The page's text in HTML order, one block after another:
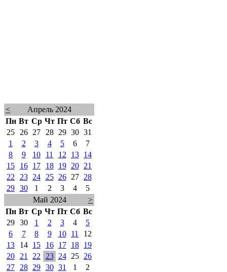
<
Апрель 2024
Пн Вт Ср Чт Пт Сб Вс
25
26 27 28 29 30 31
1
2 3 4 5 6
7
8
9 10 11 12 13
14
15
16 17 18 19 20
21
22
23 24 25 26 27
28
29 30 1 2 3 4
5
Май 2024
>
Пн Вт Ср Чт Пт Сб Вс
29 30 1 2 3 4
5
6
7 8 9 10 11
12
13
14 15 16 17 18
19
20
21 22 23 24 25
26
27
28 29 30 31 1
2